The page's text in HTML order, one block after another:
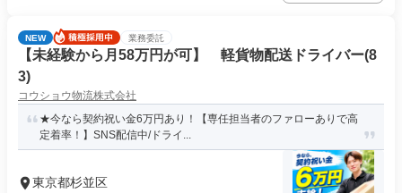
NEW 業務委託
【未経験から月58万円が可】 軽貨物配送ドライバー(8
3)
コウショウ物流株式会社
★今なら契約祝い金6万円あり！【専任担当者のファローありで高
定着率！】SNS配信中/ドライ...
東京都杉並区